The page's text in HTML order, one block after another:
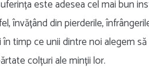
este adesea cel mai bun
învățând din pierderile,
timp ce unii dintre noi alegem
colțuri ale minții lor.